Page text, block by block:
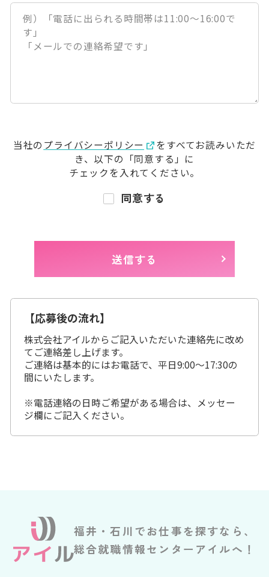
当社の プライバシーポリシー
をすべてお読みいただ
き、 以下の「同意する」に
チェックを入れてください。
同意する
【応募後の流れ】
株式会社アイルからご記入いただいた連絡先に改め
てご連絡差し上げます。
ご連絡は基本的にはお電話で、平日9:00～17:30の
間にいたします。
※電話連絡の日時ご希望がある場合は、メッセー
ジ欄にご記入ください。
福井・石川でお仕事を探すなら、
総合就職情報センターアイルへ！